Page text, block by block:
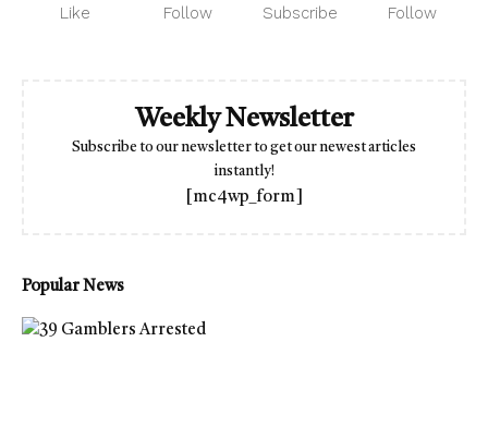
Like Follow Subscribe Follow
Weekly Newsletter
Subscribe to our newsletter to get our newest articles
instantly!
[mc4wp_form]
Popular News